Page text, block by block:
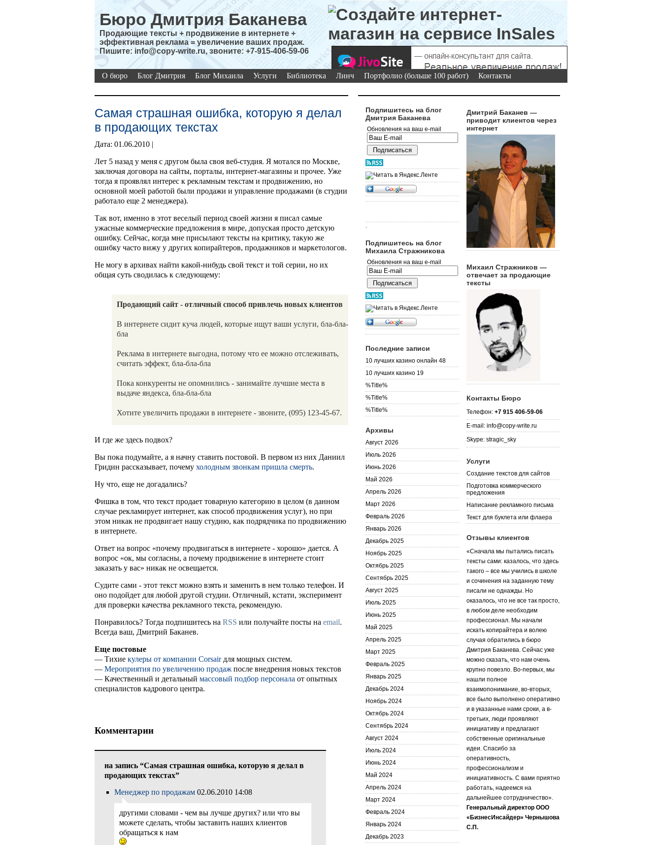
Бюро Дмитрия Баканева
Продающие тексты + продвижение в интернете +
эффективная реклама = увеличение ваших продаж.
Пишите: info@copy-write.ru, звоните: +7-915-406-59-06
О бюро Блог Дмитрия Блог Михаила Услуги Библиотека Линч Портфолио (больше 100 работ) Контакты
Самая страшная ошибка, которую я делал
в продающих текстах
Дата: 01.06.2010 |
Лет 5 назад у меня с другом была своя веб-студия. Я мотался по Москве,
заключая договора на сайты, порталы, интернет-магазины и прочее. Уже
тогда я проявлял интерес к рекламным текстам и продвижению, но
основной моей работой были продажи и управление продажами (в студии
работало еще 2 менеджера).
Так вот, именно в этот веселый период своей жизни я писал самые
ужасные коммерческие предложения в мире, допуская просто детскую
ошибку. Сейчас, когда мне присылают тексты на критику, такую же
ошибку часто вижу у других копирайтеров, продажников и маркетологов.
Не могу в архивах найти какой-нибудь свой текст и той серии, но их
общая суть сводилась к следующему:
Продающий сайт - отличный способ привлечь новых клиентов
В интернете сидит куча людей, которые ищут ваши услуги, бла-бла-
бла
Реклама в интернете выгодна, потому что ее можно отслеживать,
считать эффект, бла-бла-бла
Пока конкуренты не опомнились - занимайте лучшие места в
выдаче яндекса, бла-бла-бла
Хотите увеличить продажи в интернете - звоните, (095) 123-45-67.
И где же здесь подвох?
Вы пока подумайте, а я начну ставить постовой. В первом из них Даниил
Гридин рассказывает, почему холодным звонкам пришла смерть.
Ну что, еще не догадались?
Фишка в том, что текст продает товарную категорию в целом (в данном
случае рекламирует интернет, как способ продвижения услуг), но при
этом никак не продвигает нашу студию, как подрядчика по продвижению
в интернете.
Ответ на вопрос «почему продвигаться в интернете - хорошо» дается. А
вопрос «ок, мы согласны, а почему продвижение в интернете стоит
заказать у вас» никак не освещается.
Судите сами - этот текст можно взять и заменить в нем только телефон. И
оно подойдет для любой другой студии. Отличный, кстати, эксперимент
для проверки качества рекламного текста, рекомендую.
Понравилось? Тогда подпишитесь на RSS или получайте посты на email.
Всегда ваш, Дмитрий Баканев.
Еще постовые
— Тихие кулеры от компании Corsairдля мощных систем.
— Мероприятия по увеличению продаж после внедрения новых текстов
— Качественный и детальный массовый подбор персонала от опытных
специалистов кадрового центра.
Комментарии
на запись “Самая страшная ошибка, которую я делал в
продающих текстах”
Менеджер по продажам 02.06.2010 14:08
другими словами - чем вы лучше других? или что вы
можете сделать, чтобы заставить наших клиентов
обращаться к нам
Подпишитесь на блог
Дмитрия Баканева
Обновления на ваш e-mail
.
Подпишитесь на блог
Михаила Стражникова
Обновления на ваш e-mail
Последние записи
10 лучших казино онлайн 48
10 лучших казино 19
%Title%
%Title%
%Title%
Архивы
Август 2026
Июль 2026
Июнь 2026
Май 2026
Апрель 2026
Март 2026
Февраль 2026
Январь 2026
Декабрь 2025
Ноябрь 2025
Октябрь 2025
Сентябрь 2025
Август 2025
Июль 2025
Июнь 2025
Май 2025
Апрель 2025
Март 2025
Февраль 2025
Январь 2025
Декабрь 2024
Ноябрь 2024
Октябрь 2024
Сентябрь 2024
Август 2024
Июль 2024
Июнь 2024
Май 2024
Апрель 2024
Март 2024
Февраль 2024
Январь 2024
Декабрь 2023
Дмитрий Баканев —
приводит клиентов через
интернет
Михаил Стражников —
отвечает за продающие
тексты
Контакты Бюро
Телефон: +7 915 406-59-06
E-mail: info@copy-write.ru
Skype: stragic_sky
Услуги
Создание текстов для сайтов
Подготовка коммерческого
предложения
Написание рекламного письма
Текст для буклета или флаера
Отзывы клиентов
«Сначала мы пытались писать
тексты сами: казалось, что здесь
такого – все мы учились в школе
и сочинения на заданную тему
писали не однажды. Но
оказалось, что не все так просто,
в любом деле необходим
профессионал. Мы начали
искать копирайтера и волею
случая обратились в бюро
Дмитрия Баканева. Сейчас уже
можно сказать, что нам очень
крупно повезло. Во-первых, мы
нашли полное
взаимопонимание, во-вторых,
все было выполнено оперативно
и в указанные нами сроки, а в-
третьих, люди проявляют
инициативу и предлагают
собственные оригинальные
идеи. Спасибо за
оперативность,
профессионализм и
инициативность. С вами приятно
работать, надеемся на
дальнейшее сотрудничество».
Генеральный директор ООО
«БизнесИнсайдер» Чернышова
С.П.